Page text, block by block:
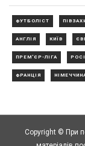
ФУТБОЛІСТ
АНГЛІЯ КИЇВ
ПРЕМ'ЄР-ЛІГА
ФРАНЦІЯ
Copyright © При